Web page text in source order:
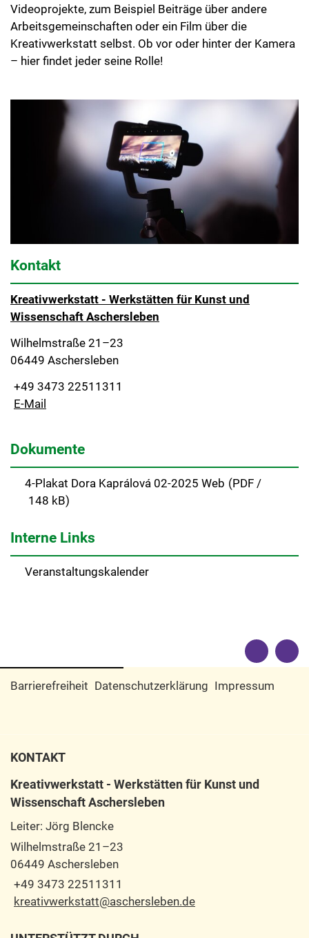
Videoprojekte, zum Beispiel Beiträge über andere
Arbeitsgemeinschaften oder ein Film über die
Kreativwerkstatt selbst. Ob vor oder hinter der Kamera
– hier findet jeder seine Rolle!
Kontakt
Kreativwerkstatt - Werkstätten für Kunst und
Wissenschaft Aschersleben
Wilhelmstraße 21–23
06449 Aschersleben
+49 3473 22511311
E-Mail
Dokumente
4-Plakat Dora Kaprálová 02-2025 Web (PDF /
148 kB)
Interne Links
Veranstaltungskalender
Barrierefreiheit Datenschutzerklärung Impressum
KONTAKT
Kreativwerkstatt - Werkstätten für Kunst und
Wissenschaft Aschersleben
Leiter: Jörg Blencke
Wilhelmstraße 21–23
06449 Aschersleben
+49 3473 22511311
kreativwerkstatt@aschersleben.de